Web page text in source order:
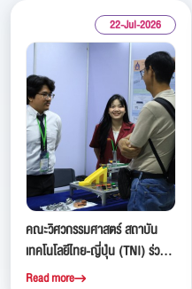
22-Jul-2026
คณะวิศวกรรมศาสตร์ สถาบัน
เทคโนโลยีไทย-ญี่ปุ่น (TNI) ร่วม
ออกบูธในงาน ASEAN TOOLS
Read more